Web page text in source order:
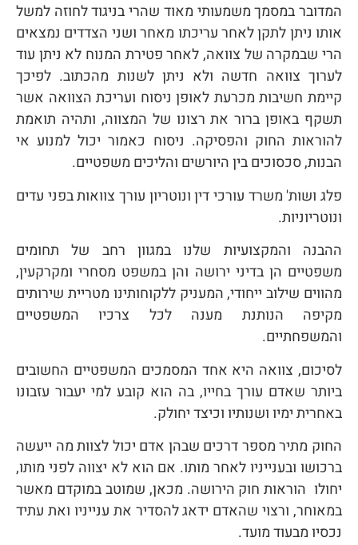
המדובר במסמך משמעותי מאוד שהרי בניגוד לחוזה למשל
אותו ניתן לתקן לאחר עריכתו מאחר ושני הצדדים נמצאים
הרי שבמקרה של צוואה, לאחר פטירת המנוח לא ניתן עוד
לערוך צוואה חדשה ולא ניתן לשנות מהכתוב. לפיכך
קיימת חשיבות מכרעת לאופן ניסוח ועריכת הצוואה אשר
תשקף באופן ברור את רצונו של המצווה, ותהיה תואמת
להוראות החוק והפסיקה. ניסוח כאמור יכול למנוע אי
הבנות, סכסוכים בין היורשים והליכים משפטיים.
פלג ושות' משרד עורכי דין ונוטריון עורך צוואות בפני עדים
ונוטריוניות.
ההבנה והמקצועיות שלנו במגוון רחב של תחומים
משפטיים הן בדיני ירושה והן במשפט מסחרי ומקרקעין,
מהווים שילוב ייחודי, המעניק ללקוחותינו מטריית שירותים
מקיפה הנותנת מענה לכל צרכיו המשפטיים
והמשפחתיים.
לסיכום, צוואה היא אחד המסמכים המשפטיים החשובים
ביותר שאדם עורך בחייו, בה הוא קובע למי יעבור עזבונו
באחרית ימיו ושנותיו וכיצד יחולק.
החוק מתיר מספר דרכים שבהן אדם יכול לצוות מה ייעשה
ברכושו ובענייניו לאחר מותו. אם הוא לא יצווה לפני מותו,
יחולו הוראות חוק הירושה. מכאן, שמוטב במוקדם מאשר
במאוחר, ורצוי שהאדם ידאג להסדיר את ענייניו ואת עתיד
נכסיו מבעוד מועד.